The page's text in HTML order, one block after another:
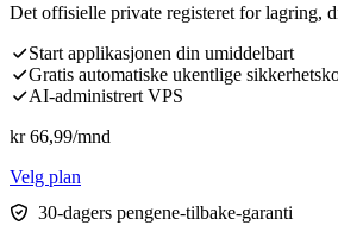
Det offisielle private registeret for lagring,
Start applikasjonen din umiddelbart
Gratis automatiske ukentlige
AI-administrert VPS
kr 66,99/mnd
Velg plan
30-dagers pengene-tilbake-garanti